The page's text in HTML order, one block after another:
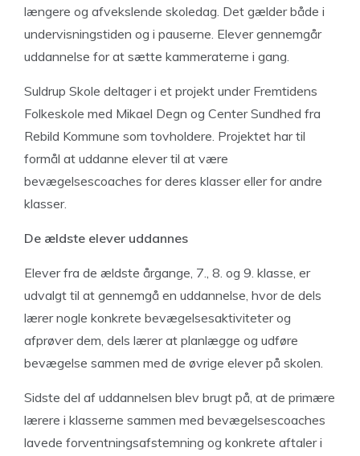
længere og afvekslende skoledag. Det gælder både i
undervisningstiden og i pauserne. Elever gennemgår
uddannelse for at sætte kammeraterne i gang.
Suldrup Skole deltager i et projekt under Fremtidens
Folkeskole med Mikael Degn og Center Sundhed fra
Rebild Kommune som tovholdere. Projektet har til
formål at uddanne elever til at være
bevægelsescoaches for deres klasser eller for andre
klasser.
De ældste elever uddannes
Elever fra de ældste årgange, 7., 8. og 9. klasse, er
udvalgt til at gennemgå en uddannelse, hvor de dels
lærer nogle konkrete bevægelsesaktiviteter og
afprøver dem, dels lærer at planlægge og udføre
bevægelse sammen med de øvrige elever på skolen.
Sidste del af uddannelsen blev brugt på, at de primære
lærere i klasserne sammen med bevægelsescoaches
lavede forventningsafstemning og konkrete aftaler i